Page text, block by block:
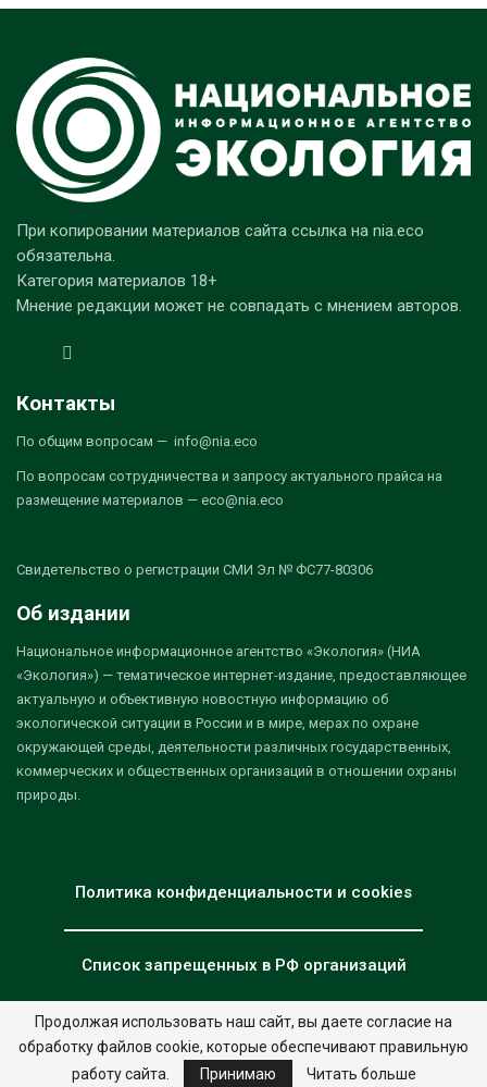
При копировании материалов сайта ссылка на nia.eco
обязательна.
Категория материалов 18+
Мнение редакции может не совпадать с мнением авторов.
Контакты
По общим вопросам — info@nia.eco
По вопросам сотрудничества и запросу актуального прайса на
размещение материалов — eco@nia.eco
Свидетельство о регистрации СМИ Эл № ФС77-80306
Об издании
Национальное информационное агентство «Экология» (НИА
«Экология») — тематическое интернет-издание, предоставляющее
актуальную и объективную новостную информацию об
экологической ситуации в России и в мире, мерах по охране
окружающей среды, деятельности различных государственных,
коммерческих и общественных организаций в отношении охраны
природы.
Политика конфиденциальности и cookies
Список запрещенных в РФ организаций
© 2026 - НИА "Экология". Все права защищены. Дизайн:nia.eco
Продолжая использовать наш сайт, вы даете согласие на
обработку файлов cookie, которые обеспечивают правильную
работу сайта.
Принимаю Читать больше